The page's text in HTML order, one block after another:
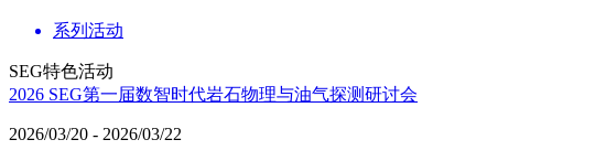
系列活动
SEG特色活动
2026 SEG第一届数智时代岩石物理与油气探测研讨会
2026/03/20 - 2026/03/22